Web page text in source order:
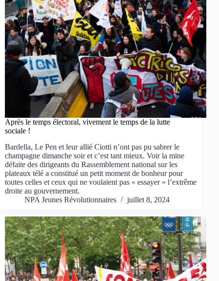
Après le temps électoral, vivement le temps de la lutte
sociale !
Bardella, Le Pen et leur allié Ciotti n’ont pas pu sabrer le
champagne dimanche soir et c’est tant mieux. Voir la mine
défaite des dirigeants du Rassemblement national sur les
plateaux télé a constitué un petit moment de bonheur pour
toutes celles et ceux qui ne voulaient pas « essayer » l’extrême
droite au gouvernement.
NPA Jeunes Révolutionnaires
juillet 8, 2024